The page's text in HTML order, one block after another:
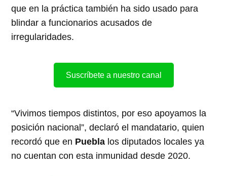
que en la práctica también ha sido usado para
blindar a funcionarios acusados de
irregularidades.
Suscríbete a nuestro canal
“Vivimos tiempos distintos, por eso apoyamos la
posición nacional”, declaró el mandatario, quien
recordó que en Puebla los diputados locales ya
no cuentan con esta inmunidad desde 2020.